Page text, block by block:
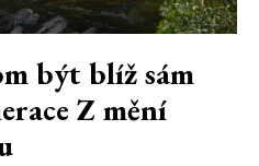
být blíž sám
Z mění